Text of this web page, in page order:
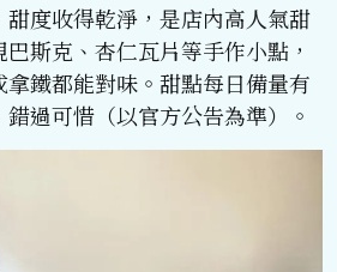
度收得乾淨，是店內高人氣甜
斯克、杏仁瓦片等手作小點，
鐵都能對味。甜點每日備量有
過可惜（以官方公告為準）。